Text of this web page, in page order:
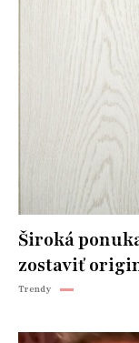
Široká
zostaviť
Trendy